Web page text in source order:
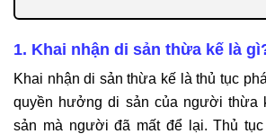
1. Khai nhận di sản thừa kế là
Khai nhận di sản thừa kế là thủ tục
quyền hưởng di sản của người thừa
sản mà người đã mất để lại. Thủ